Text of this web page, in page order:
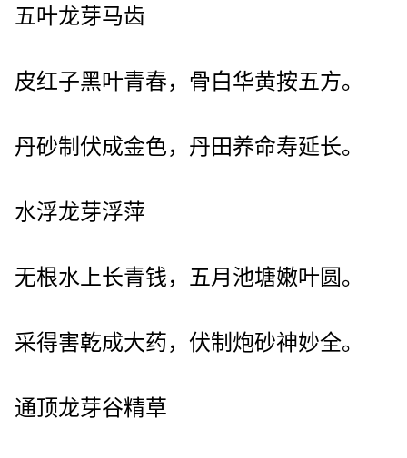
五叶龙芽马齿
皮红子黑叶青春，骨白华黄按五方。
丹砂制伏成金色，丹田养命寿延长。
水浮龙芽浮萍
无根水上长青钱，五月池塘嫩叶圆。
采得害乾成大药，伏制炮砂神妙全。
通顶龙芽谷精草